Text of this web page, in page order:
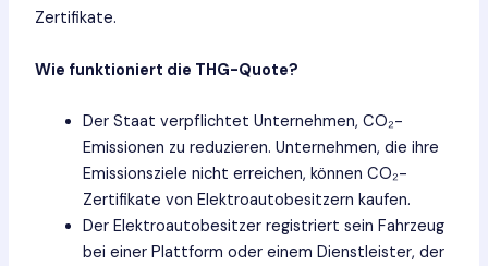
Zertifikate.
Wie funktioniert die THG-Quote?
Der Staat verpflichtet Unternehmen, CO₂-
Emissionen zu reduzieren. Unternehmen, die ihre
Emissionsziele nicht erreichen, können CO₂-
Zertifikate von Elektroautobesitzern kaufen.
Der Elektroautobesitzer registriert sein Fahrzeug
bei einer Plattform oder einem Dienstleister, der